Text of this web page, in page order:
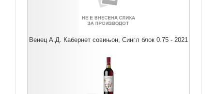
Венец А.Д. Кабернет совињон, Сингл блок 0.75 - 2021